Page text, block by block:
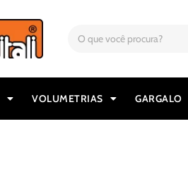
VOLUMETRIAS GARGALO